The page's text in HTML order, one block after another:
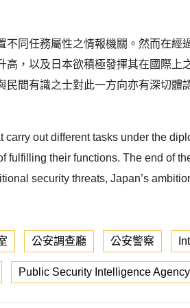
不同任務屬性之情報機關。然而在
高，以及日本欲積極發揮其在國際
民間有識之士對此一方向亦有深切
out different tasks under the
fulfilling their functions. The end of
security threats, Japan’s
公安調查廳 公安警察
Public Security Intelligence Agency